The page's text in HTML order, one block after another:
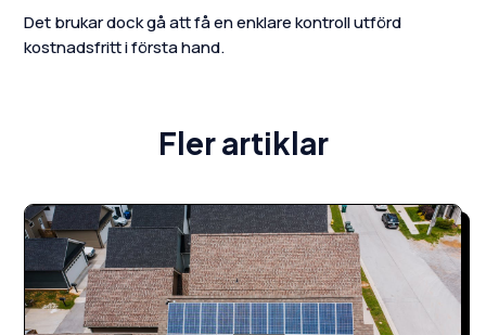
Det brukar dock gå att få en enklare kontroll utförd
kostnadsfritt i första hand.
Fler artiklar